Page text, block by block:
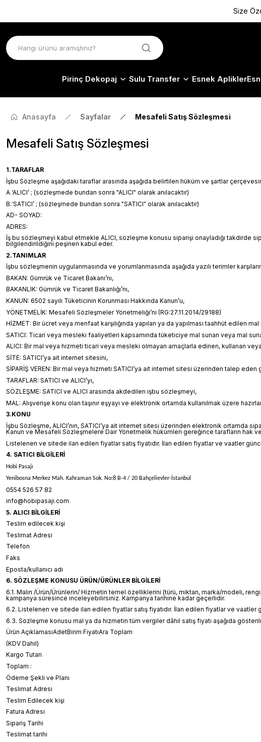
Size
Pirinç Dekopaj Sulu Transfer Esnek Aplikler
Anasayfa Sayfalar Mesafeli Satış Sözleşmesi
Mesafeli Satış Sözleşmesi
1.TARAFLAR
İşbu Sözleşme aşağıdaki taraflar arasında aşağıda belirtilen hüküm ve şartlar
A.‘ALICI’ ; (sözleşmede bundan sonra "ALICI" olarak anılacaktır)
B.‘SATICI’ ; (sözleşmede bundan sonra "SATICI" olarak anılacaktır)
AD- SOYAD:
ADRES:
İş bu sözleşmeyi kabul etmekle ALICI, sözleşme konusu siparişi onayladığı
bilgilendirildiğini peşinen kabul eder.
2.TANIMLAR
İşbu sözleşmenin uygulanmasında ve yorumlanmasında aşağıda yazılı terimler
BAKAN: Gümrük ve Ticaret Bakanı’nı,
BAKANLIK: Gümrük ve Ticaret Bakanlığı’nı,
KANUN: 6502 sayılı Tüketicinin Korunması Hakkında Kanun’u,
YÖNETMELİK: Mesafeli Sözleşmeler Yönetmeliği’ni (RG:27.11.2014/29188)
HİZMET: Bir ücret veya menfaat karşılığında yapılan ya da yapılması taahhüt edilen
SATICI: Ticari veya mesleki faaliyetleri kapsamında tüketiciye mal sunan veya mal
ALICI: Bir mal veya hizmeti ticari veya mesleki olmayan amaçlarla edinen, kullanan
SİTE: SATICI’ya ait internet sitesini,
SİPARİŞ VEREN: Bir mal veya hizmeti SATICI’ya ait internet sitesi üzerinden talep
TARAFLAR: SATICI ve ALICI’yı,
SÖZLEŞME: SATICI ve ALICI arasında akdedilen işbu sözleşmeyi,
MAL: Alışverişe konu olan taşınır eşyayı ve elektronik ortamda kullanılmak üzere
3.KONU
İşbu Sözleşme, ALICI’nın, SATICI’ya ait internet sitesi üzerinden elektronik ortamda
Kanun ve Mesafeli Sözleşmelere Dair Yönetmelik hükümleri gereğince tarafların hak
Listelenen ve sitede ilan edilen fiyatlar satış fiyatıdır. İlan edilen fiyatlar ve vaatler
4. SATICI BİLGİLERİ
Hobi Pasajı
Yenibosna Merkez Mah. Kahraman Sok. No:8 B-4 / 20 Bahçelievler-İstanbul
0554 526 57 82
info@hobipasaji.com
5. ALICI BİLGİLERİ
Teslim edilecek kişi
Teslimat Adresi
Telefon
Faks
Eposta/kullanıcı adı
6. SÖZLEŞME KONUSU ÜRÜN/ÜRÜNLER BİLGİLERİ
6.1. Malın /Ürün/Ürünlerin/ Hizmetin temel özelliklerini (türü, miktarı, marka/modeli,
kampanya süresince inceleyebilirsiniz. Kampanya tarihine kadar geçerlidir.
6.2. Listelenen ve sitede ilan edilen fiyatlar satış fiyatıdır. İlan edilen fiyatlar ve
6.3. Sözleşme konusu mal ya da hizmetin tüm vergiler dâhil satış fiyatı aşağıda
Ürün AçıklamasıAdetBirim FiyatıAra Toplam
(KDV Dahil)
Kargo Tutarı
Toplam :
Ödeme Şekli ve Planı
Teslimat Adresi
Teslim Edilecek kişi
Fatura Adresi
Sipariş Tarihi
Teslimat tarihi